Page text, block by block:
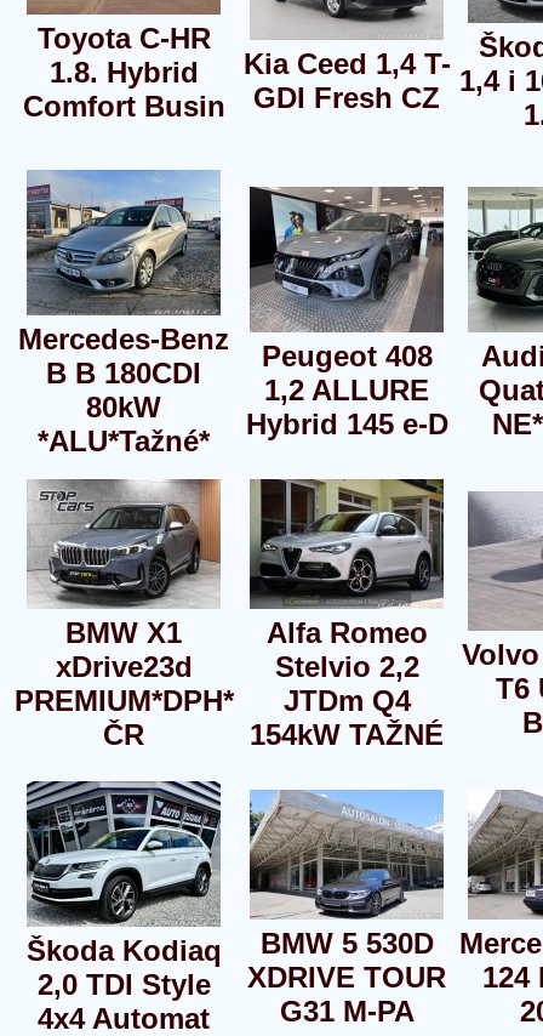
Toyota C-HR
1.8. Hybrid
Comfort Busin
Kia Ceed 1,4 T-
GDI Fresh CZ
1,4 i
Mercedes-Benz
B B 180CDI
80kW
*ALU*Tažné*
Peugeot 408
1,2 ALLURE
Hybrid 145 e-D
BMW X1
xDrive23d
PREMIUM*DPH*
ČR
Alfa Romeo
Stelvio 2,2
JTDm Q4
154kW TAŽNÉ
T6
Škoda Kodiaq
2,0 TDI Style
4x4 Automat
BMW 5 530D
XDRIVE TOUR
G31 M-PA
124